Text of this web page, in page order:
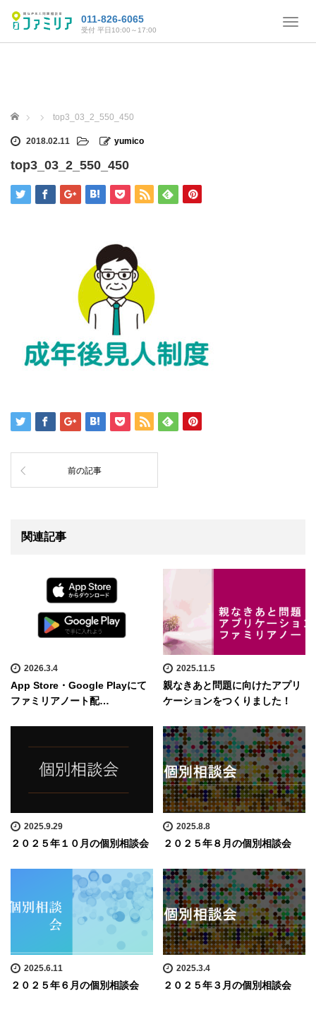
T
011-826-6065
受付 平日10:00～17:00
ホーム top3_03_2_550_450
2018.02.11 yumico
top3_03_2_550_450
前の記事
関連記事
2026.3.4
App Store・Google Playにて
ファミリアノート配…
2025.11.5
親なきあと問題に向けたアプリ
ケーションをつくりました！
2025.9.29
２０２５年１０月の個別相談会
2025.8.8
２０２５年８月の個別相談会
2025.6.11
２０２５年６月の個別相談会
2025.3.4
２０２５年３月の個別相談会